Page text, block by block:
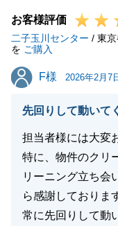
また、何かご相談
ください。
今後ともどうぞよ
お客様評価
二子玉川センター / 東
を ご購入
F様
F様 2026年2月7
先回りして動いて
担当者様には大変
特に、物件のクリ
リーニング立ち会
ら感謝しておりま
常に先回りして動